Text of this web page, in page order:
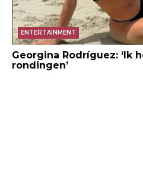
ENTERTAINMENT
Georgina Rodríguez: ‘Ik
rondingen’